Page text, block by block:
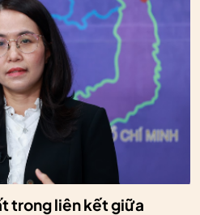
trong liên kết giữa